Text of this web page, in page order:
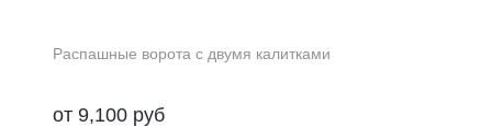
Распашные ворота с двумя калитками
от 9,100 руб